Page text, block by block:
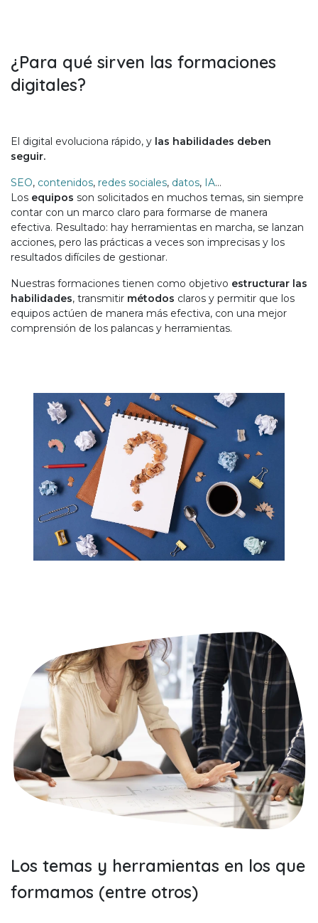
¿Para qué sirven las formaciones
digitales?
El digital evoluciona rápido, y las habilidades deben
seguir.
SEO, contenidos, redes sociales, datos, IA…
Los equipos son solicitados en muchos temas, sin siempre
contar con un marco claro para formarse de manera
efectiva. Resultado: hay herramientas en marcha, se lanzan
acciones, pero las prácticas a veces son imprecisas y los
resultados difíciles de gestionar.
Nuestras formaciones tienen como objetivo estructurar las
habilidades, transmitir métodos claros y permitir que los
equipos actúen de manera más efectiva, con una mejor
comprensión de los palancas y herramientas.
Los temas y herramientas en los que
formamos (entre otros)